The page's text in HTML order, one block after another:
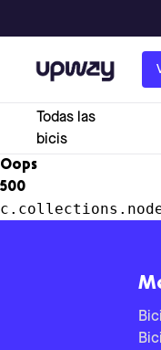
Upway
Todas las
bicis
Oops
500